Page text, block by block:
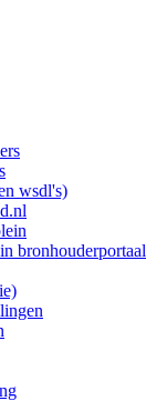
wsdl's)
bronhouderportaal